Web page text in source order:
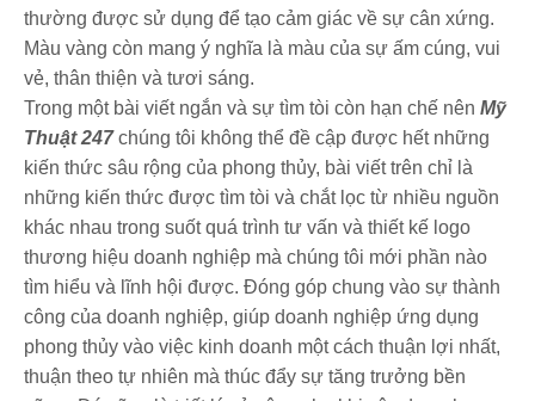
thường được sử dụng để tạo cảm giác về sự cân xứng.
Màu vàng còn mang ý nghĩa là màu của sự ấm cúng, vui
vẻ, thân thiện và tươi sáng.
Trong một bài viết ngắn và sự tìm tòi còn hạn chế nên Mỹ
Thuật 247chúng tôi không thể đề cập được hết những
kiến thức sâu rộng của phong thủy, bài viết trên chỉ là
những kiến thức được tìm tòi và chắt lọc từ nhiều nguồn
khác nhau trong suốt quá trình tư vấn và thiết kế logo
thương hiệu doanh nghiệp mà chúng tôi mới phần nào
tìm hiểu và lĩnh hội được. Đóng góp chung vào sự thành
công của doanh nghiệp, giúp doanh nghiệp ứng dụng
phong thủy vào việc kinh doanh một cách thuận lợi nhất,
thuận theo tự nhiên mà thúc đẩy sự tăng trưởng bền